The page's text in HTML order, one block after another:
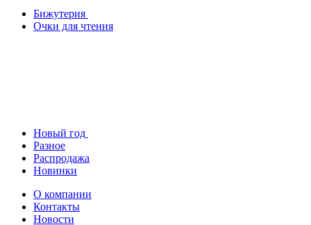
Бижутерия
Очки для чтения
Новый год
Разное
Распродажа
Новинки
О компании
Контакты
Новости